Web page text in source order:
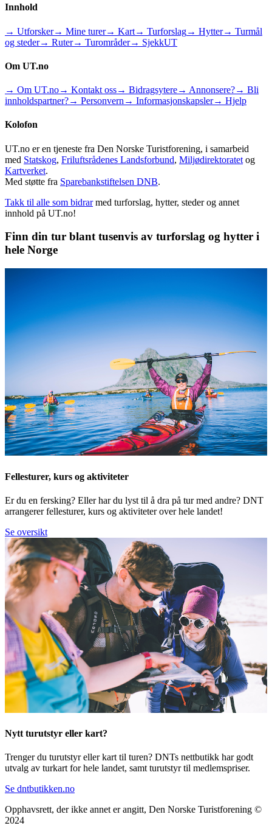
Innhold
→ Utforsker→ Mine turer→ Kart→ Turforslag→ Hytter→ Turmål
og steder→ Ruter→ Turområder→ SjekkUT
Om UT.no
→ Om UT.no→ Kontakt oss→ Bidragsytere→ Annonsere?→ Bli
innholdspartner?→ Personvern → Informasjonskapsler→ Hjelp
Kolofon
UT.no er en tjeneste fra Den Norske Turistforening, i samarbeid
med Statskog, Friluftsrådenes Landsforbund, Miljødirektoratet og
Kartverket.
Med støtte fra Sparebankstiftelsen DNB.
Takk til alle som bidrar med turforslag, hytter, steder og annet
innhold på UT.no!
Finn din tur blant tusenvis av turforslag og hytter i
hele Norge
Fellesturer, kurs og aktiviteter
Er du en fersking? Eller har du lyst til å dra på tur med andre? DNT
arrangerer fellesturer, kurs og aktiviteter over hele landet!
Se oversikt
Nytt turutstyr eller kart?
Trenger du turutstyr eller kart til turen? DNTs nettbutikk har godt
utvalg av turkart for hele landet, samt turutstyr til medlemspriser.
Se dntbutikken.no
Opphavsrett, der ikke annet er angitt, Den Norske Turistforening ©
2024